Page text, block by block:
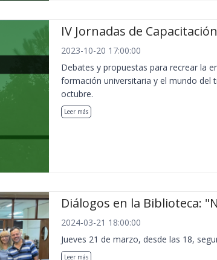
IV Jornadas de
2023-10-20 17:00:00
Debates y propuestas para recrear la
formación universitaria y el mundo del
octubre.
Leer más
Diálogos en la Biblioteca:
2024-03-21 18:00:00
Jueves 21 de marzo, desde las 18,
Leer más